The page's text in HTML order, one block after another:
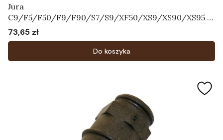
Jura
C9/F5/F50/F9/F90/S7/S9/XF50/XS9/XS90/XS95 -
Pokrętło regulatora systemu mleka Art.72763
Cena
73,65 zł
Do koszyka